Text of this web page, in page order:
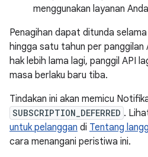
menggunakan layanan
Penagihan dapat ditunda
hingga satu tahun per panggilan
hak lebih lama lagi, panggil API
masa berlaku baru tiba.
Tindakan ini akan memicu
SUBSCRIPTION_DEFERRED .
untuk pelanggan di Tentang
cara menangani peristiwa ini.